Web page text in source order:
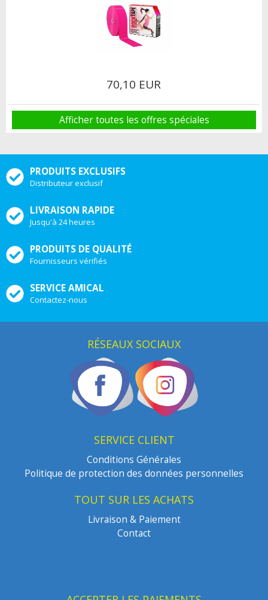
70,10 EUR
Afficher toutes les offres spéciales
PRODUITS EXCLUSIFS
Distributeur exclusif
LIVRAISON RAPIDE
Jusqu'à 24 heures
PRODUITS DE QUALITÉ
Fournisseurs vérifiés
SERVICE AMICAL
Contactez-nous
RÉSEAUX SOCIAUX
SERVICE CLIENT
Conditions Générales
Politique de protection des données personnelles
TOUT SUR LES ACHATS
Livraison & Paiement
Contact